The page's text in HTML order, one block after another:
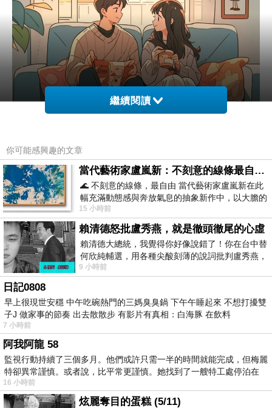
上一篇：十天為期
下一篇：I still..
繼續閱讀
你可能感興趣的文章
當代藝術家盧嵐新：不刻意的線條最自由，讓色彩流動、筆觸自己說話
🌊 不刻意的線條，最自由 當代藝術家盧嵐新在此
幅充滿動態感與奔放氣息的抽象新作中，以大膽的
藍色顏料在白色畫布上揮灑、壓印與流淌
15 小時前
賴清德怒批盧秀燕，就是徹頭徹尾的心虛
賴清德大總統，我覺得你好像說錯了！你在台中替
何欣純輔選，用各種尖酸刻薄的說詞批判盧秀燕，
罵她施政滿意度輸給陳其邁，甚至還說盧
9 小時前
日記0808
早上很現世安穩 中午吃碗熱門的三媽臭臭鍋 下午午睡起來 不想打擾雙
子J 做家事的節奏 出去散散步 有影片有真相：白海豚 在飲料
7 小時前
阿我阿龍 58
監視行動持續了三個多月。他們或許只需一半的時間就能完成，但梅麗
特卻異常謹慎。或者說，比平常更謹慎。她找到了一艘特工處停泊在
16 小時前
炫麗奪目的蛋糕 (5/11)